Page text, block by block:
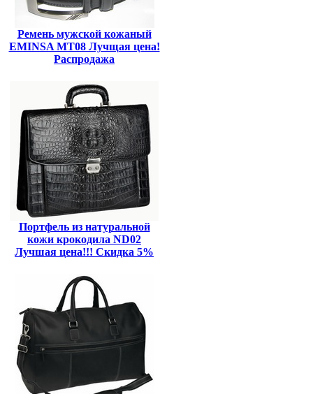
Ремень мужской кожаный
EMINSA MT08 Лучщая цена!
Распродажа
Портфель из натуральной
кожи крокодила ND02
Лучшая цена!!! Скидка 5%